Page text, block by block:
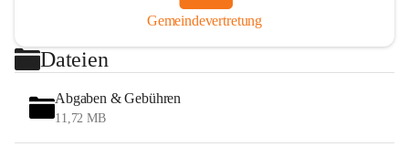
Gemeindevertretung
Dateien
Abgaben & Gebühren
11,72 MB